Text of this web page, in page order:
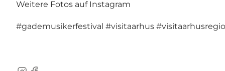
Weitere Fotos auf Instagram
#gademusikerfestival #visitaarhus